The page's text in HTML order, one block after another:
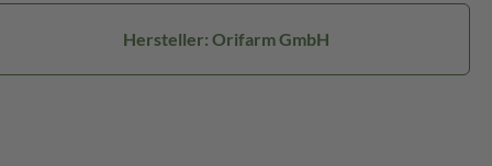
Hersteller: Orifarm GmbH